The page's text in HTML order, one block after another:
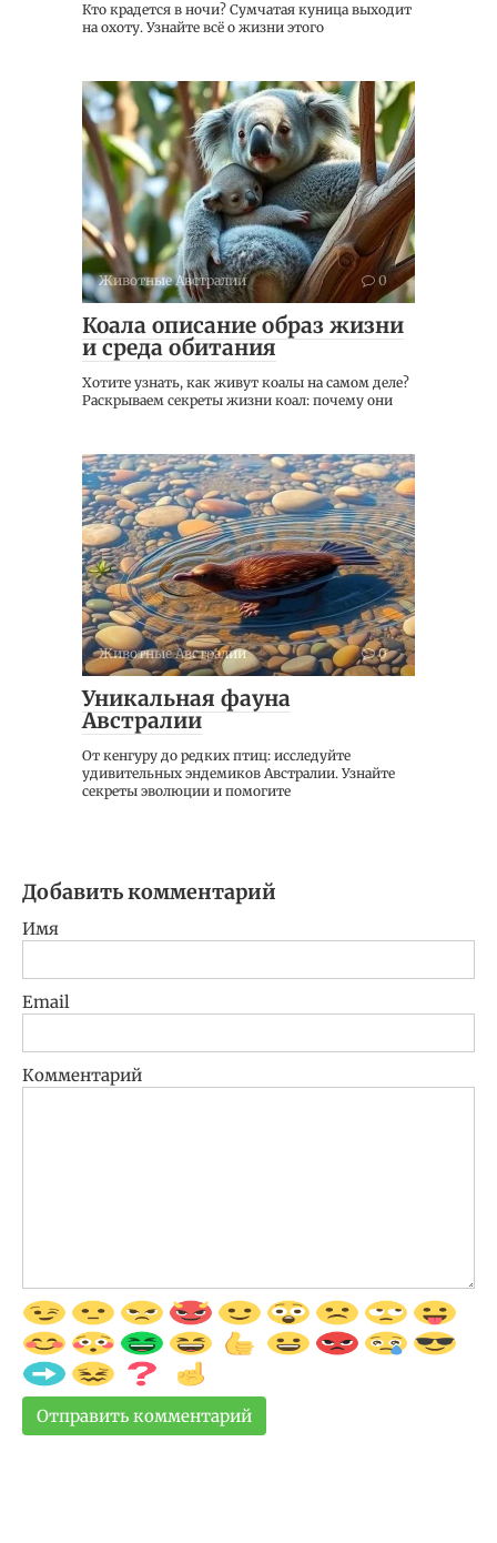
Кто крадется в ночи? Сумчатая куница выходит
на охоту. Узнайте всё о жизни этого
Животные Австралии 0
Коала описание образ жизни
и среда обитания
Хотите узнать, как живут коалы на самом деле?
Раскрываем секреты жизни коал: почему они
Животные Австралии 0
Уникальная фауна
Австралии
От кенгуру до редких птиц: исследуйте
удивительных эндемиков Австралии. Узнайте
секреты эволюции и помогите
Добавить комментарий
Имя
Email
Комментарий